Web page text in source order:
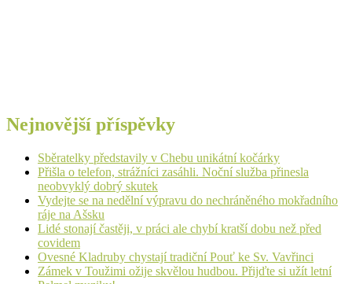
Nejnovější příspěvky
Sběratelky představily v Chebu unikátní kočárky
Přišla o telefon, strážníci zasáhli. Noční služba přinesla
neobvyklý dobrý skutek
Vydejte se na nedělní výpravu do nechráněného mokřadního
ráje na Ašsku
Lidé stonají častěji, v práci ale chybí kratší dobu než před
covidem
Ovesné Kladruby chystají tradiční Pouť ke Sv. Vavřinci
Zámek v Toužimi ožije skvělou hudbou. Přijďte si užít letní